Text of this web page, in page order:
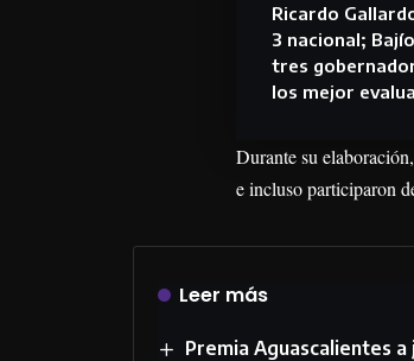
Ricardo
3 nacional;
tres
los mejor
Durante su
e incluso participaron
Leer más
Premia Aguascalientes